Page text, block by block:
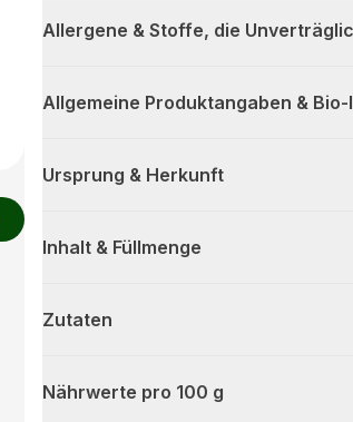
Allergene & Stoffe, die
Allgemeine Produktangaben &
Ursprung & Herkunft
Inhalt & Füllmenge
Zutaten
Nährwerte pro 100 g